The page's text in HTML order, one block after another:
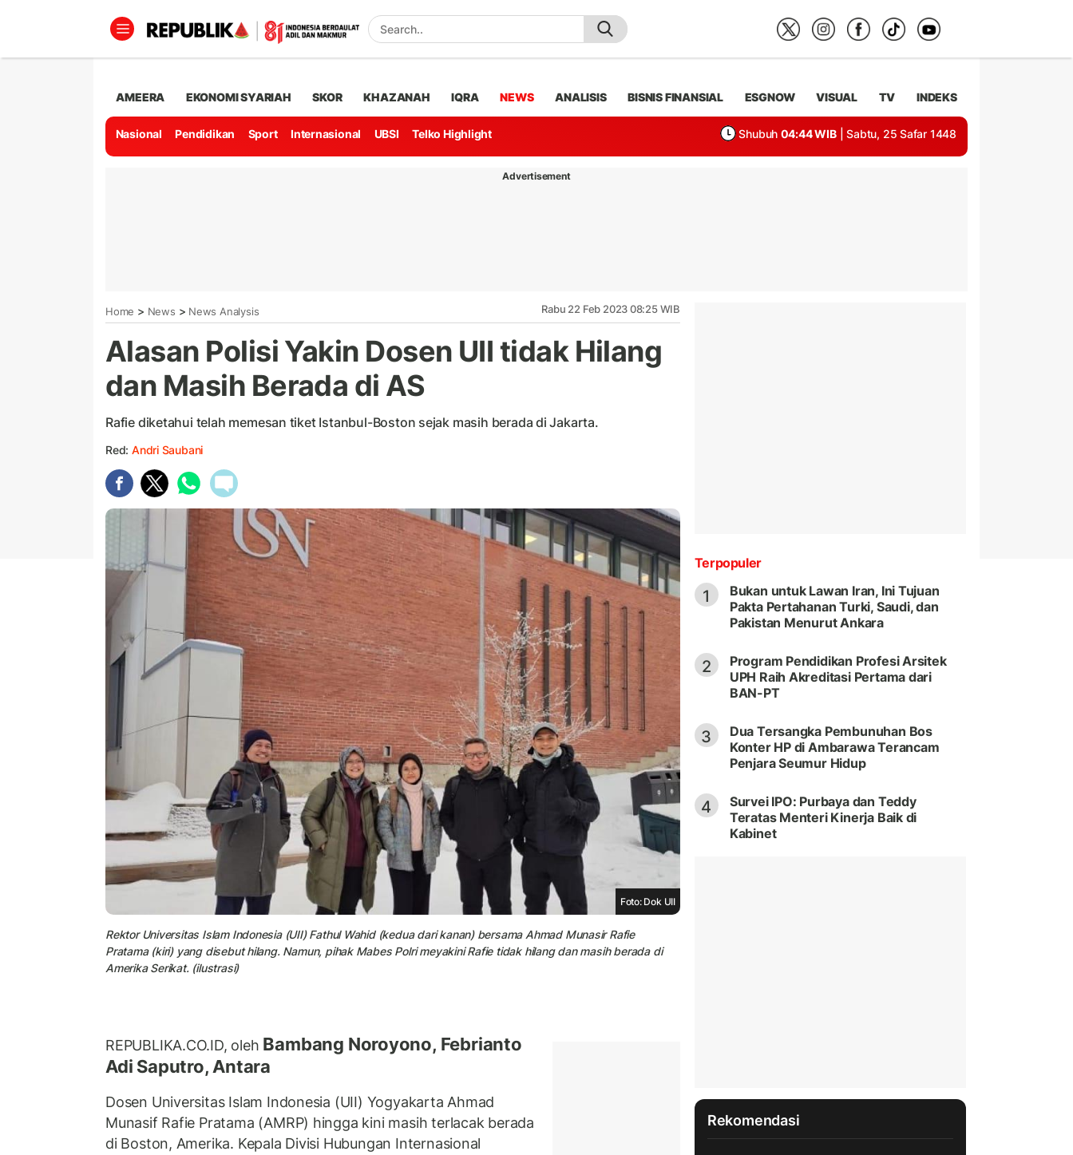
AMEERA EKONOMI SYARIAH SKOR KHAZANAH IQRA NEWS ANALISIS BISNIS FINANSIAL ESGNOW VISUAL TV INDEKS
Nasional Pendidikan Sport Internasional UBSI Telko Highlight Shubuh 04:44 WIB | Sabtu, 25 Safar 1448
Advertisement
Home > News > News Analysis Rabu 22 Feb 2023 08:25 WIB
Alasan Polisi Yakin Dosen UII tidak Hilang
dan Masih Berada di AS
Rafie diketahui telah memesan tiket Istanbul-Boston sejak masih berada di Jakarta.
Red: Andri Saubani
Foto: Dok UII
Rektor Universitas Islam Indonesia (UII) Fathul Wahid (kedua dari kanan) bersama Ahmad Munasir Rafie
Pratama (kiri) yang disebut hilang. Namun, pihak Mabes Polri meyakini Rafie tidak hilang dan masih berada di
Amerika Serikat. (ilustrasi)
REPUBLIKA.CO.ID, oleh Bambang Noroyono, Febrianto
Adi Saputro, Antara
Dosen Universitas Islam Indonesia (UII) Yogyakarta Ahmad
Munasif Rafie Pratama (AMRP) hingga kini masih terlacak berada
di Boston, Amerika. Kepala Divisi Hubungan Internasional
Terpopuler
1
Bukan untuk Lawan Iran, Ini Tujuan
Pakta Pertahanan Turki, Saudi, dan
Pakistan Menurut Ankara
2
Program Pendidikan Profesi Arsitek
UPH Raih Akreditasi Pertama dari
BAN-PT
3
Dua Tersangka Pembunuhan Bos
Konter HP di Ambarawa Terancam
Penjara Seumur Hidup
4
Survei IPO: Purbaya dan Teddy
Teratas Menteri Kinerja Baik di
Kabinet
Rekomendasi